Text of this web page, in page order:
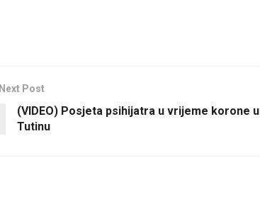
Next Post
(VIDEO) Posjeta psihijatra u vrijeme korone u
Tutinu